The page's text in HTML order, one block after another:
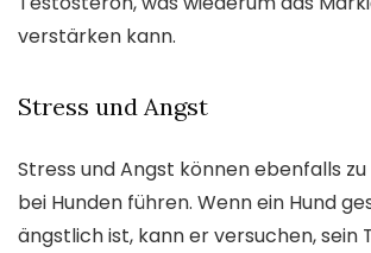
verstärken kann.
Stress und Angst
Stress und Angst können ebenfalls
bei Hunden führen. Wenn ein Hund
ängstlich ist, kann er versuchen, sein